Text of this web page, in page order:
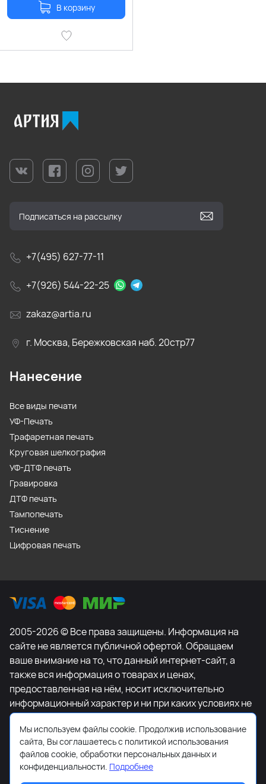
В корзину
+7(495) 627-77-11
+7(926) 544-22-25
zakaz@artia.ru
г. Москва, Бережковская наб. 20стр77
Нанесение
Все виды печати
УФ-Печать
Трафаретная печать
Круговая шелкография
УФ-ДТФ печать
Гравировка
ДТФ печать
Тампопечать
Тиснение
Цифровая печать
2005-2026 © Все права защищены. Информация на
сайте не является публичной офертой. Обращаем
ваше внимание на то, что данный интернет-сайт, а
также вся информация о товарах и ценах,
предоставленная на нём, носит исключительно
информационный характер и ни при каких условиях не
является публичной офертой, определяемой
положениями Статьи 437 Гражданского кодекса
Российской Федерации. Для получения подробной
информации о наличии и стоимости указанных
товаров и (или) услуг, пожалуйста, обращайтесь к
Мы используем файлы cookie. Продолжив использование
сайта, Вы соглашаетесь с политикой использования
файлов cookie, обработки персональных данных и
конфиденциальности. Подробнее